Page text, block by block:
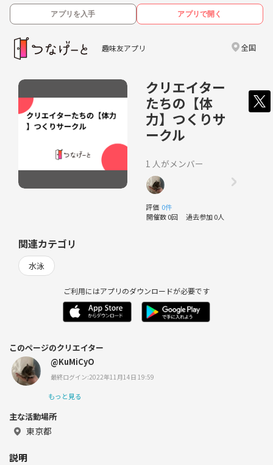
アプリを入手 アプリで開く
趣味友アプリ 全国
クリエイター
たちの【体
力】つくりサ
ークル
1 人がメンバー
評価 0件
開催数 0回 過去参加 0人
関連カテゴリ
水泳
ご利用にはアプリのダウンロードが必要です
このページのクリエイター
@KuMiCyO
最終ログイン:2022年11月14日 19:59
もっと見る
主な活動場所
東京都
説明